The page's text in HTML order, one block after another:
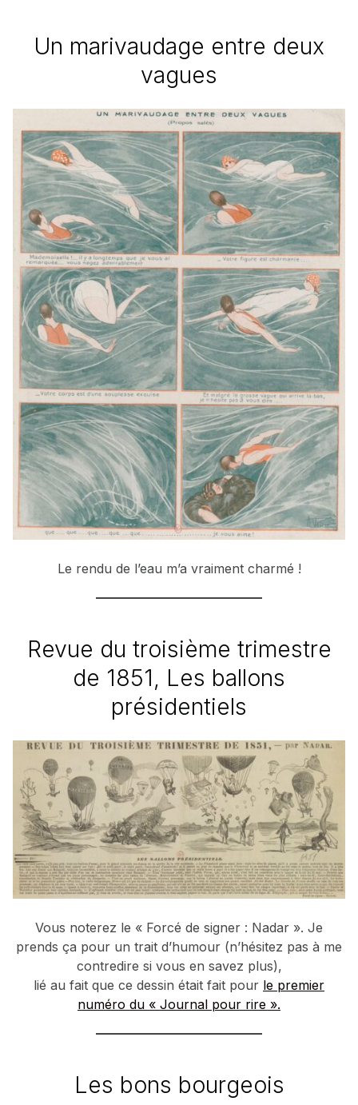
Un marivaudage entre deux
vagues
Le rendu de l’eau m’a vraiment charmé !
Revue du troisième trimestre
de 1851, Les ballons
présidentiels
Vous noterez le « Forcé de signer : Nadar ». Je
prends ça pour un trait d’humour (n’hésitez pas à me
contredire si vous en savez plus),
lié au fait que ce dessin était fait pour le premier
numéro du « Journal pour rire ».
Les bons bourgeois